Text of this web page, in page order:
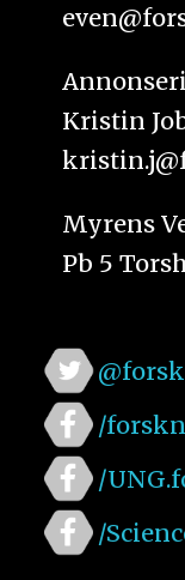
Kristin
Myrens
Pb 5
/
/
/